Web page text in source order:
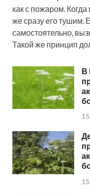
как с пожаром.
же сразу его тушим.
самостоятельно,
Такой же принцип
В